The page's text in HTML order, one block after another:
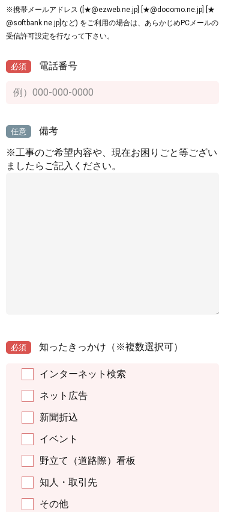
※携帯メールアドレス ([★@ezweb.ne.jp] [★@docomo.ne.jp] [★
@softbank.ne.jp]など) をご利用の場合は、あらかじめPCメールの
受信許可設定を行なって下さい。
必須 電話番号
任意
備考
※工事のご希望内容や、現在お困りごと等ござい
ましたらご記入ください。
必須 知ったきっかけ （※複数選択可）
インターネット検索
ネット広告
新聞折込
イベント
野立て（道路際）看板
知人・取引先
その他